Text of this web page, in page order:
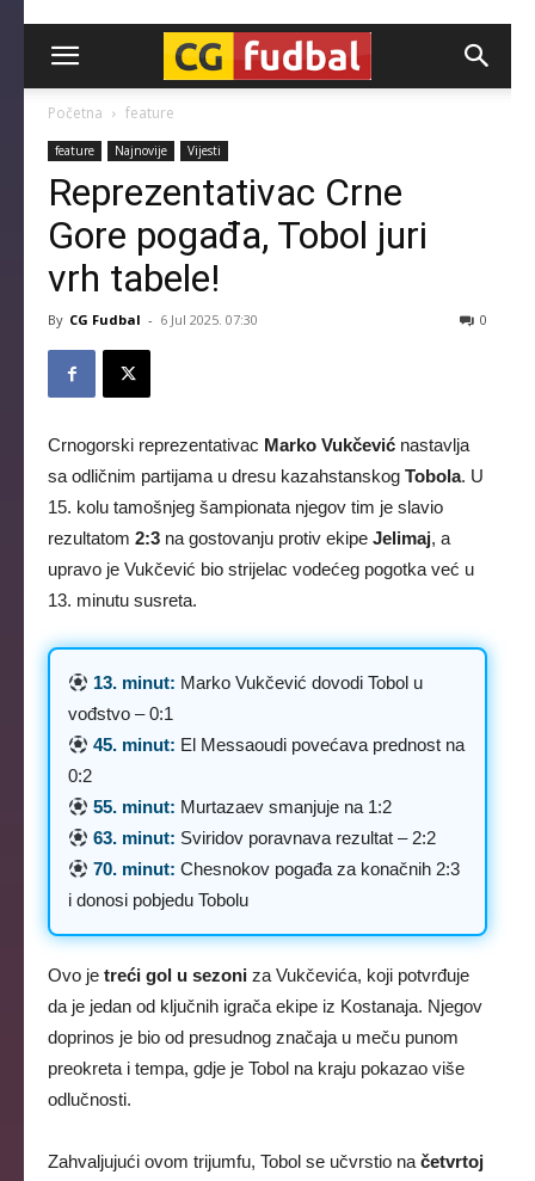
CG-
Fudbal
Početna feature
feature Najnovije Vijesti
Reprezentativac Crne
Gore pogađa, Tobol juri
vrh tabele!
By CG Fudbal - 6 Jul 2025. 07:30 0
Crnogorski reprezentativac Marko Vukčević nastavlja
sa odličnim partijama u dresu kazahstanskog Tobola. U
15. kolu tamošnjeg šampionata njegov tim je slavio
rezultatom 2:3 na gostovanju protiv ekipe Jelimaj, a
upravo je Vukčević bio strijelac vodećeg pogotka već u
13. minutu susreta.
13. minut: Marko Vukčević dovodi Tobol u
vođstvo – 0:1
45. minut: El Messaoudi povećava prednost na
0:2
55. minut: Murtazaev smanjuje na 1:2
63. minut: Sviridov poravnava rezultat – 2:2
70. minut: Chesnokov pogađa za konačnih 2:3
i donosi pobjedu Tobolu
Ovo je treći gol u sezoni za Vukčevića, koji potvrđuje
da je jedan od ključnih igrača ekipe iz Kostanaja. Njegov
doprinos je bio od presudnog značaja u meču punom
preokreta i tempa, gdje je Tobol na kraju pokazao više
odlučnosti.
Zahvaljujući ovom trijumfu, Tobol se učvrstio na četvrtoj